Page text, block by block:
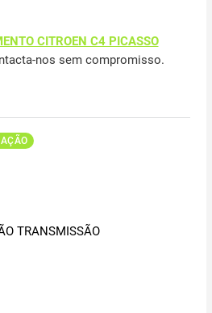
CITROEN C4 PICASSO
nos sem compromisso.
TRANSMISSÃO